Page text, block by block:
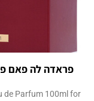
de Parfum 100ml for